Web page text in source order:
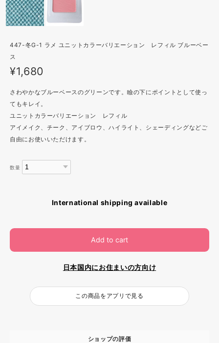
447-冬G-1 ラメ ユニットカラーバリエーション レフィル ブルーベー
ス
¥1,680
さわやかなブルーベースのグリーンです。瞼の下にポイントとして使っ
てもキレイ。
ユニットカラーバリエーション レフィル
アイメイク、チーク、アイブロウ、ハイライト、シェーディングなどご
自由にお使いいただけます。
数量
International shipping available
Add to cart
日本国内にお住まいの方向け
この商品をアプリで見る
ショップの評価